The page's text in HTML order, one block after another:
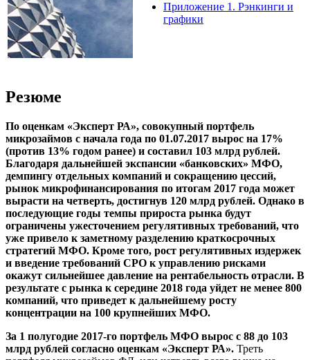
Приложение 1. Рэнкинги и
графики
Резюме
По оценкам «Эксперт РА», совокупный портфель
микрозаймов с начала года по 01.07.2017 вырос на 17%
(против 13% годом ранее) и составил 103 млрд рублей.
Благодаря дальнейшей экспансии «банковских» МФО,
демпингу отдельных компаний и сокращению цессий,
рынок микрофинансирования по итогам 2017 года может
вырасти на четверть, достигнув 120 млрд рублей. Однако в
последующие годы темпы прироста рынка будут
ограничены ужесточением регулятивных требований, что
уже привело к заметному разделению краткосрочных
стратегий МФО. Кроме того, рост регулятивных издержек
и введение требований СРО к управлению рисками
окажут сильнейшее давление на рентабельность отрасли. В
результате с рынка к середине 2018 года уйдет не менее 800
компаний, что приведет к дальнейшему росту
концентрации на 100 крупнейших МФО.
За 1 полугодие 2017-го портфель МФО вырос с 88 до 103
млрд рублей согласно оценкам «Эксперт РА». Треть